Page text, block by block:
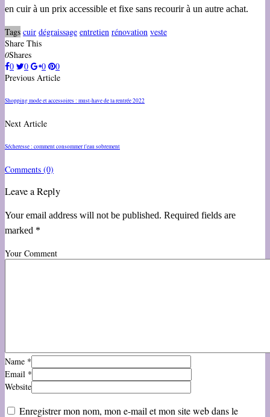
en cuir à un prix accessible et fixe sans recourir à un autre achat.
Tags cuir dégraissage entretien rénovation veste
Share This
0Shares
0
0 0
0
Previous Article
Shopping mode et accessoires : must-have de la rentrée 2022
Next Article
Sécheresse : comment consommer l'eau sobrement
Comments (0)
Leave a Reply
Your email address will not be published. Required fields are
marked *
Your Comment
Name *
Email *
Website
Enregistrer mon nom, mon e-mail et mon site web dans le